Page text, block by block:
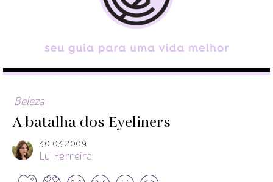
Beleza
A batalha dos Eyeliners
30.03.2009
Lu Ferreira